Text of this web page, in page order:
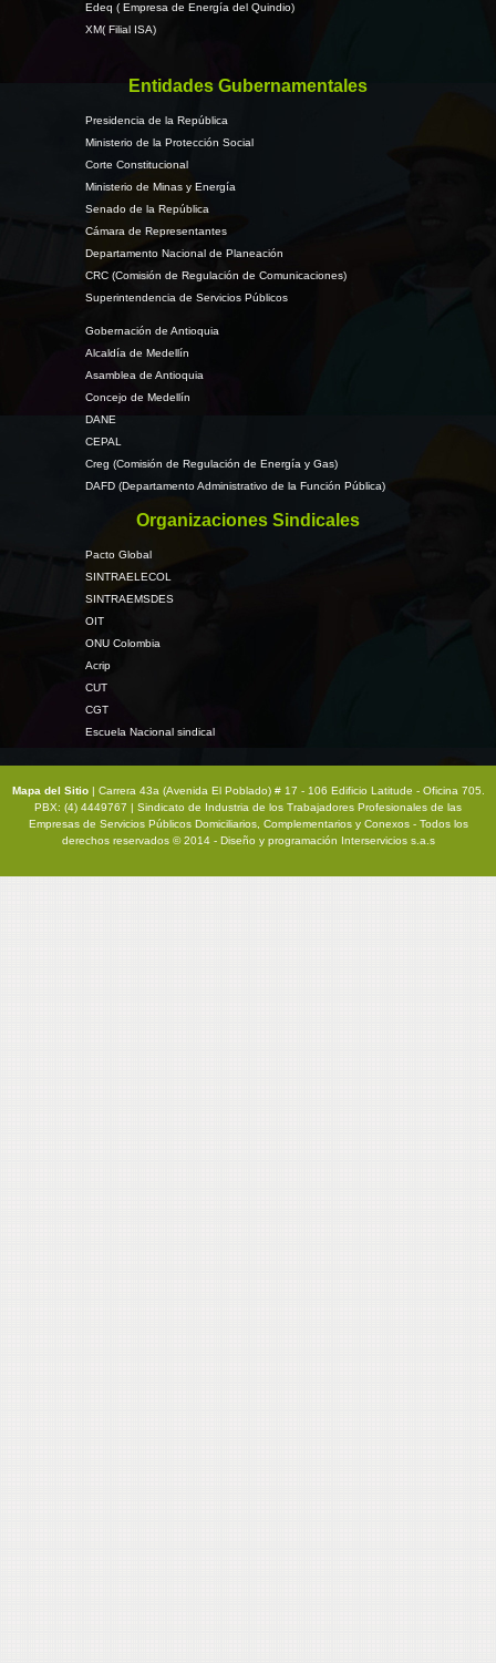
Edeq ( Empresa de Energía del Quindio)
XM( Filial ISA)
Entidades Gubernamentales
Presidencia de la República
Ministerio de la Protección Social
Corte Constitucional
Ministerio de Minas y Energía
Senado de la República
Cámara de Representantes
Departamento Nacional de Planeación
CRC (Comisión de Regulación de Comunicaciones)
Superintendencia de Servicios Públicos
Gobernación de Antioquia
Alcaldía de Medellín
Asamblea de Antioquia
Concejo de Medellín
DANE
CEPAL
Creg (Comisión de Regulación de Energía y Gas)
DAFD (Departamento Administrativo de la Función Pública)
Organizaciones Sindicales
Pacto Global
SINTRAELECOL
SINTRAEMSDES
OIT
ONU Colombia
Acrip
CUT
CGT
Escuela Nacional sindical
Mapa del Sitio | Carrera 43a (Avenida El Poblado) # 17 - 106 Edificio Latitude - Oficina 705.
PBX: (4) 4449767 | Sindicato de Industria de los Trabajadores Profesionales de las
Empresas de Servicios Públicos Domiciliarios, Complementarios y Conexos - Todos los
derechos reservados © 2014 - Diseño y programación Interservicios s.a.s